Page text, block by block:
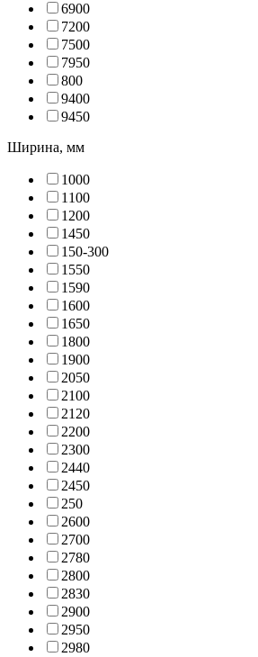
6900
7200
7500
7950
800
9400
9450
Ширина, мм
1000
1100
1200
1450
150-300
1550
1590
1600
1650
1800
1900
2050
2100
2120
2200
2300
2440
2450
250
2600
2700
2780
2800
2830
2900
2950
2980